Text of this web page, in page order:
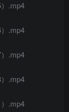
.mp4
.mp4
.mp4
.mp4
.mp4